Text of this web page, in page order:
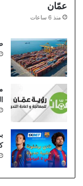
عمّان
منذ 6 ساعات